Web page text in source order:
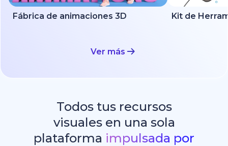
Fábrica de animaciones 3D
Ver más
Todos tus recursos
visuales en una sola
plataforma impulsada por